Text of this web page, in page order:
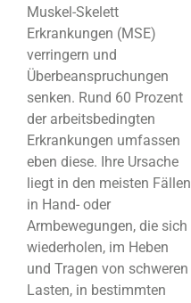
Muskel-Skelett
Erkrankungen (MSE)
verringern und
Überbeanspruchungen
senken. Rund 60 Prozent
der arbeitsbedingten
Erkrankungen umfassen
eben diese. Ihre Ursache
liegt in den meisten Fällen
in Hand- oder
Armbewegungen, die sich
wiederholen, im Heben
und Tragen von schweren
Lasten, in bestimmten